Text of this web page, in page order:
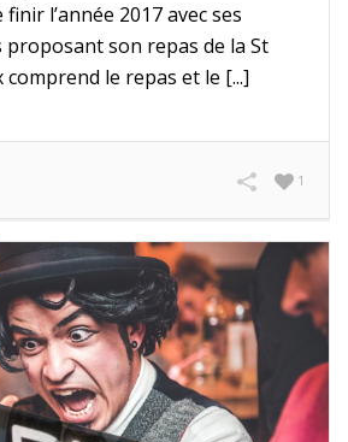
l’année 2017 avec ses
proposant son repas de la St
comprend le repas et le [...]
1